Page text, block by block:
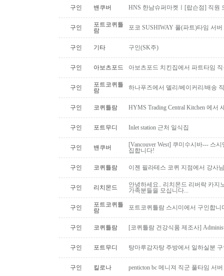
구인 밴쿠버 HNS 한남슈퍼마켓ㅣ[랍슨점] 직원
구인
포트코퀴틀
람
포코 SUSHIWAY 풀(파트)타임 서버
구인 기타 구인(SK주)
구인 아보츠포드 아보츠포드 치킨집에서 파트타임
구인
포트코퀴틀
람
하나푸즈에서 델리/베이커리/배송
구인 코퀴틀람 HYMS Trading Central Kitchen 에
구인 포트무디 Inlet station 근처 일식집
구인 밴쿠버
[Vancouver West] 쿠미수시바--- 스
집합니다!
구인 코퀴틀람 이젠 필라테스 코퀴 지점에서 강사
구인 리치몬드
안녕하세요.. 리치몬드 리버락 카지
가족분들을 모십니다...
구인
포트코퀴틀
람
포트코퀴틀람 스시미에서 구인합니
구인 코퀴틀람 [코퀴틀람 건강식품 제조사]
구인 포트무디 탕마루감자탕 주방에서 일하실분
구인 킬로나 penticton bc 메니져 직군 풀타임 서